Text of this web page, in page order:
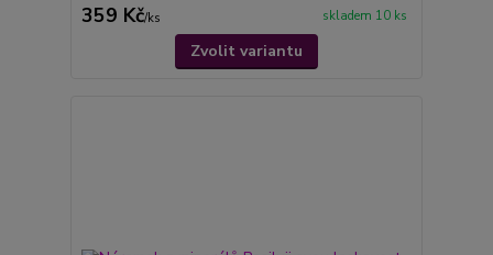
359 Kč/ks skladem 10 ks
Zvolit variantu